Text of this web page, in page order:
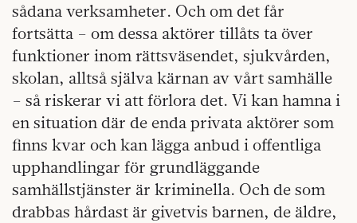
sådana verksamheter. Och om det får
fortsätta – om dessa aktörer tillåts ta över
funktioner inom rättsväsendet, sjukvården,
skolan, alltså själva kärnan av vårt samhälle
– så riskerar vi att förlora det. Vi kan hamna i
en situation där de enda privata aktörer som
finns kvar och kan lägga anbud i offentliga
upphandlingar för grundläggande
samhällstjänster är kriminella. Och de som
drabbas hårdast är givetvis barnen, de äldre,